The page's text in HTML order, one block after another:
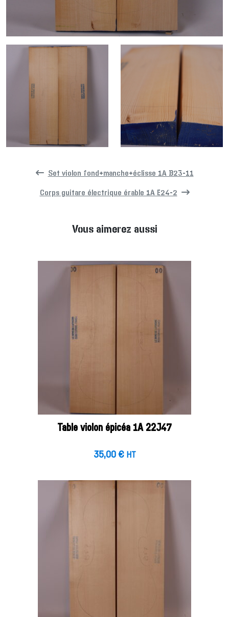
Set violon fond+manche+éclisse 1A B23-11
Corps guitare électrique érable 1A E24-2
Vous aimerez aussi
Table violon épicéa 1A 22J47
35,00 € HT